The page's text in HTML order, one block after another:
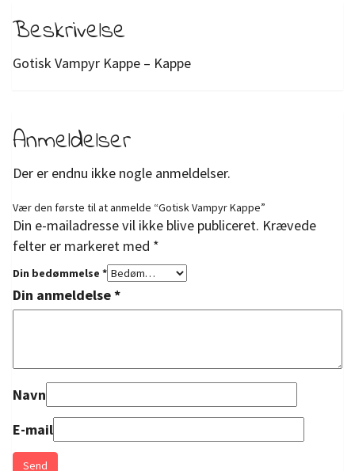
Beskrivelse
Gotisk Vampyr Kappe – Kappe
Anmeldelser
Der er endnu ikke nogle anmeldelser.
Vær den første til at anmelde “Gotisk Vampyr Kappe”
Din e-mailadresse vil ikke blive publiceret. Krævede
felter er markeret med *
Din bedømmelse *
Din anmeldelse*
Navn
E-mail